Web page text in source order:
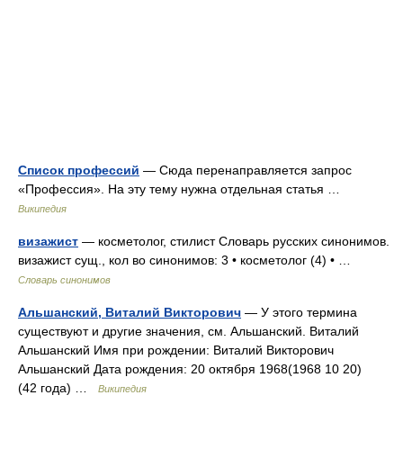
Список профессий — Сюда перенаправляется запрос
«Профессия». На эту тему нужна отдельная статья …
Википедия
визажист — косметолог, стилист Словарь русских синонимов.
визажист сущ., кол во синонимов: 3 • косметолог (4) • …
Словарь синонимов
Альшанский, Виталий Викторович — У этого термина
существуют и другие значения, см. Альшанский. Виталий
Альшанский Имя при рождении: Виталий Викторович
Альшанский Дата рождения: 20 октября 1968(1968 10 20)
(42 года) …
Википедия